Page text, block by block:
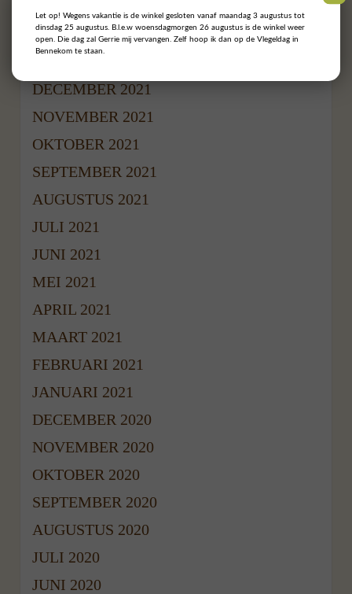
FEBRUARI 2022
DECEMBER 2021
NOVEMBER 2021
OKTOBER 2021
SEPTEMBER 2021
AUGUSTUS 2021
JULI 2021
JUNI 2021
MEI 2021
APRIL 2021
MAART 2021
FEBRUARI 2021
JANUARI 2021
DECEMBER 2020
NOVEMBER 2020
OKTOBER 2020
SEPTEMBER 2020
AUGUSTUS 2020
JULI 2020
JUNI 2020
Let op! Wegens vakantie is de winkel gesloten vanaf maandag 3 augustus tot
dinsdag 25 augustus. B.l.e.w woensdagmorgen 26 augustus is de winkel weer
open. Die dag zal Gerrie mij vervangen. Zelf hoop ik dan op de Vlegeldag in
Bennekom te staan.